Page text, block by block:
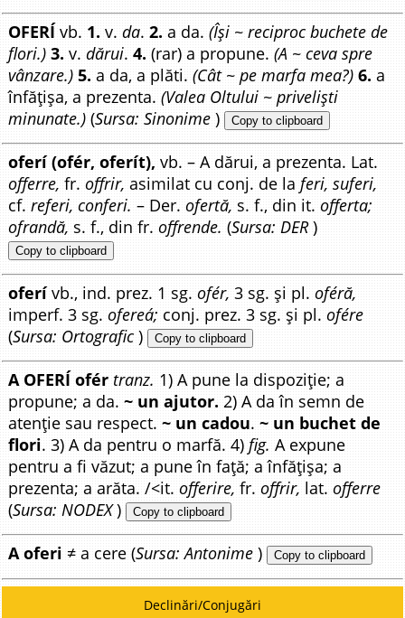
OFERÍ vb. 1. v.da.2. a da.(Își ~ reciproc buchete de
flori.) 3. v.dărui.4. (rar) a propune.(A ~ ceva spre
vânzare.) 5. a da, a plăti.(Cât ~ pe marfa mea?) 6. a
înfățișa, a prezenta.(Valea Oltului ~ priveliști
minunate.) (Sursa: Sinonime ) Copy to clipboard
oferí (ofér, oferít), vb. – A dărui, a prezenta. Lat.
offerre, fr.offrir, asimilat cu conj. de laferi, suferi,
cf.referi, conferi. – Der.ofertă, s. f., din it.offerta;
ofrandă, s. f., din fr.offrende. (Sursa: DER)
Copy to clipboard
oferívb., ind. prez. 1 sg.ofér,3 sg. și pl.oféră,
imperf. 3 sg.ofereá; conj. prez. 3 sg. și pl.ofére
(Sursa: Ortografic ) Copy to clipboard
A OFERÍ ofér tranz. 1) A pune la dispoziție; a
propune; a da.~ un ajutor. 2) A da în semn de
atenție sau respect.~ un cadou.~ un buchet de
flori. 3) A da pentru o marfă. 4)fig. A expune
pentru a fi văzut; a pune în față; a înfățișa; a
prezenta; a arăta. /<it.offerire,fr.offrir, lat. offerre
(Sursa: NODEX) Copy to clipboard
A oferi ≠ a cere (Sursa: Antonime ) Copy to clipboard
Declinări/Conjugări